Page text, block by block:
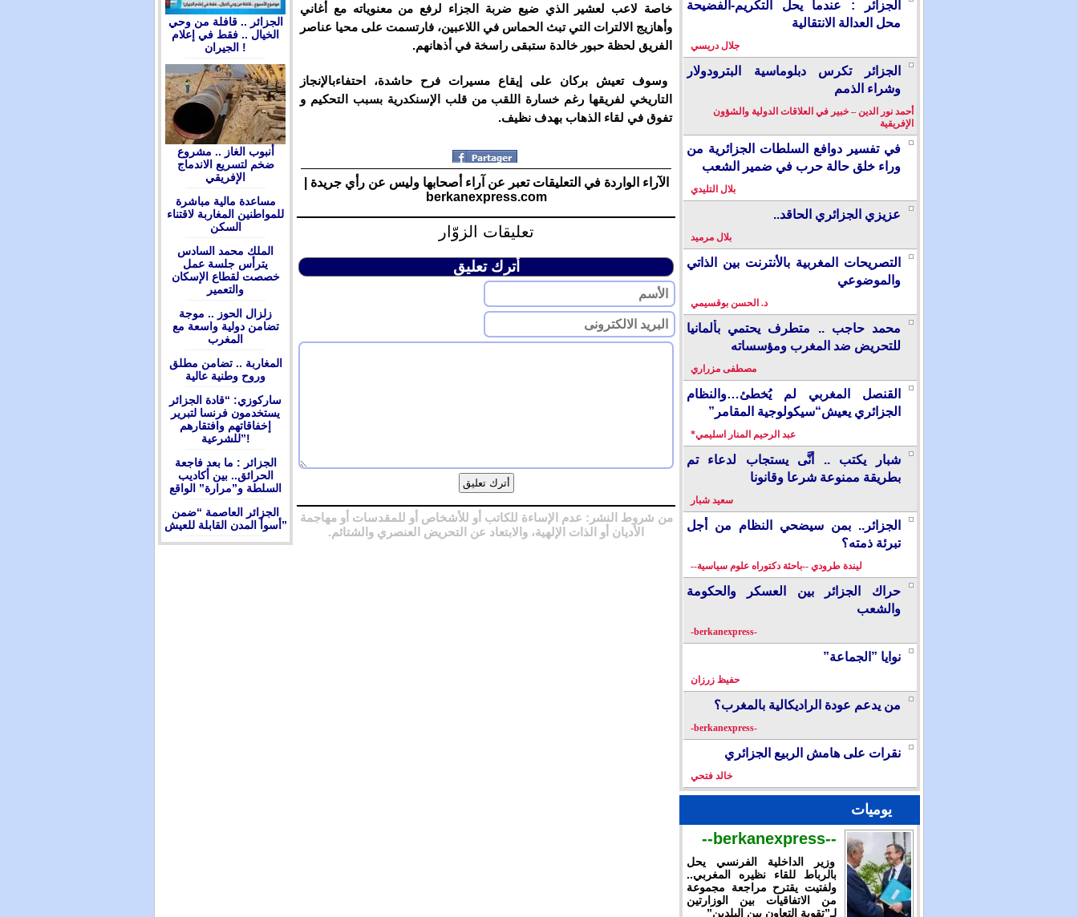
الجزائر : عندما يحل التكريم-الفضيحة
محل العدالة الانتقالية
جلال دريسي
الجزائر تكرس دبلوماسية البترودولار
وشراء الذمم
أحمد نور الدين – خبير في العلاقات الدولية والشؤون
الإفريقية
في تفسير دوافع السلطات الجزائرية من
وراء خلق حالة حرب في ضمير الشعب
بلال التليدي
عزيزي الجزائري الحاقد..
بلال مرميد
التصريحات المغربية بالأنترنت بين الذاتي
والموضوعي
د. الحسن بوقسيمي
محمد حاجب .. متطرف يحتمي بألمانيا
للتحريض ضد المغرب ومؤسساته
مصطفى مزراري
القنصل المغربي لم يُخطئ…والنظام
الجزائري يعيش“سيكولوجية المقامر”
عبد الرحيم المنار اسليمي*
شبار يكتب .. أنَّى يستجاب لدعاء تم
بطريقة ممنوعة شرعا وقانونا
سعيد شبار
الجزائر.. بمن سيضحي النظام من أجل
تبرئة ذمته؟
ليندة طرودي --باحثة دكتوراه علوم سياسية--
حراك الجزائر بين العسكر والحكومة
والشعب
-berkanexpress-
نوايا ”الجماعة”
حفيظ زرزان
من يدعم عودة الراديكالية بالمغرب؟
-berkanexpress-
نقرات على هامش الربيع الجزائري
خالد فتحي
يوميات
--berkanexpress--
وزير الداخلية الفرنسي يحل
بالرباط للقاء نظيره المغربي..
ولفتيت يقترح مراجعة مجموعة
من الاتفاقيات بين الوزارتين
لـ”تقوية التعاون بين البلدين”
خاصة لاعب لعشير الذي ضيع ضربة الجزاء لرفع من معنوياته مع أغاني
وأهازيج الالترات التي تبث الحماس في اللاعبين، فارتسمت على محيا عناصر
الفريق لحظة حبور خالدة ستبقى راسخة في أذهانهم.
وسوف تعيش بركان على إيقاع مسيرات فرح حاشدة، احتفاءبالإنجاز
التاريخي لفريقها رغم خسارة اللقب من قلب الإسنكدرية بسبب التحكيم و
تفوق في لقاء الذهاب بهدف نظيف.
الآراء الواردة في التعليقات تعبر عن آراء أصحابها وليس عن رأي جريدة |
berkanexpress.com
تعليقات الزوّار
أترك تعليق
من شروط النشر: عدم الإساءة للكاتب أو للأشخاص أو للمقدسات أو مهاجمة
الأديان أو الذات الإلهية، والابتعاد عن التحريض العنصري والشتائم.
الجزائر .. قافلة من وحي
الخيال .. فقط في إعلام
الجيران !
أنبوب الغاز .. مشروع
ضخم لتسريع الاندماج
الإفريقي
مساعدة مالية مباشرة
للمواطنين المغاربة لاقتناء
السكن
الملك محمد السادس
يترأس جلسة عمل
خصصت لقطاع الإسكان
والتعمير
زلزال الحوز .. موجة
تضامن دولية واسعة مع
المغرب
المغاربة .. تضامن مطلق
وروح وطنية عالية
ساركوزي: “قادة الجزائر
يستخدمون فرنسا لتبرير
إخفاقاتهم وافتقارهم
للشرعية”!
الجزائر : ما بعد فاجعة
الحرائق.. بين أكاديب
السلطة و”مرارة” الواقع
الجزائر العاصمة “ضمن
أسوأ المدن القابلة للعيش”